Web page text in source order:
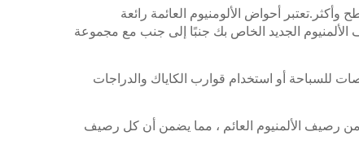
أحواض الألومنيوم العائمة رائعة
الجديد الخاص بك جنبًا إلى جنب مع مجموعة
للسباحة أو استخدام قوارب الكاياك والدراجات
رصيف الألمنيوم العائم ، مما يضمن أن كل رصيف